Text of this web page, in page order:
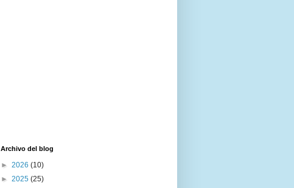
Archivo del blog
► 2026 (10)
► 2025 (25)